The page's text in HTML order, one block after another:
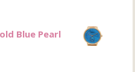
Blue Pearl